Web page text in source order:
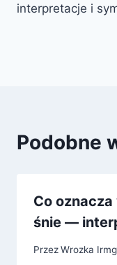
interpretacje i
Podobne
Co
śnie —
PrzezWrozka